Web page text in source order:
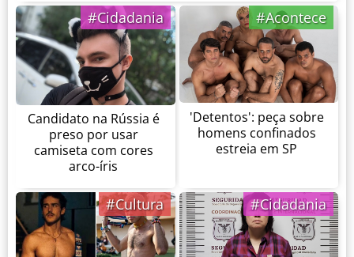
#Cidadania
Candidato na Rússia é
preso por usar
camiseta com cores
arco-íris
#Acontece
'Detentos': peça sobre
homens confinados
estreia em SP
#Cultura #Cidadania